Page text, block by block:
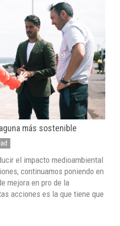
más sostenible
el impacto medioambiental
continuamos poniendo en
mejora en pro de la
acciones es la que tiene que